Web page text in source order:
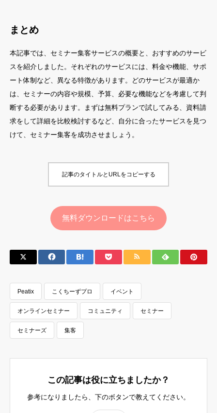
まとめ
本記事では、セミナー集客サービスの概要と、おすすめのサービ
スを紹介しました。それぞれのサービスには、料金や機能、サポ
ート体制など、異なる特徴があります。どのサービスが最適か
は、セミナーの内容や規模、予算、必要な機能などを考慮して判
断する必要があります。まずは無料プランで試してみる、資料請
求をして詳細を比較検討するなど、自分に合ったサービスを見つ
けて、セミナー集客を成功させましょう。
記事のタイトルとURLをコピーする
無料ダウンロードはこちら
Peatix こくちーずプロ イベント
オンラインセミナー コミュニティ セミナー
セミナーズ 集客
この記事は役に立ちましたか？
参考になりましたら、下のボタンで教えてください。